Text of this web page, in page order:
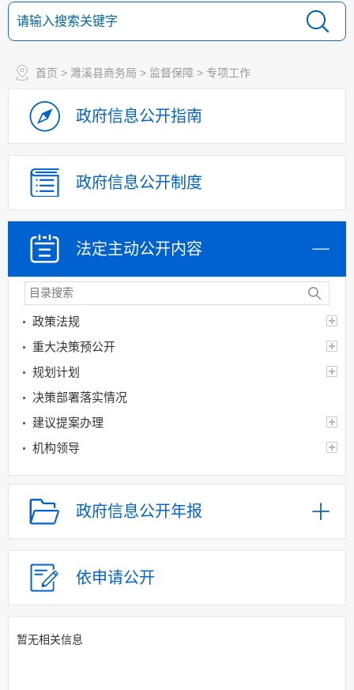
首页 > 濉溪县商务局 > 监督保障 > 专项工作
政府信息公开指南
政府信息公开制度
法定主动公开内容
政策法规
重大决策预公开
规划计划
决策部署落实情况
建议提案办理
机构领导
机构设置
人事信息
财政资金
应急管理
乡村振兴（精准脱贫）
整情况
公共服务和中介服务
政府信息公开年报
依申请公开
暂无相关信息